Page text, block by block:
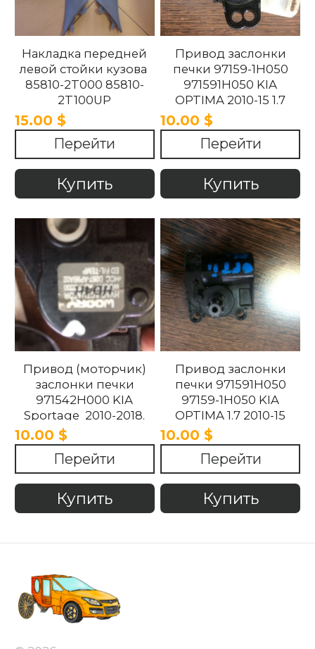
Накладка передней
левой стойки кузова
85810-2T000 85810-
2T100UP
858102T100UP
858102T000 Kia
Optima 2010 -2015.
15.00 $
Перейти
Купить
Привод заслонки
печки 97159-1H050
971591H050 KIA
OPTIMA 2010-15 1.7
10.00 $
Перейти
Купить
Привод (моторчик)
заслонки печки
971542H000 KIA
Sportage 2010-2018.
10.00 $
Перейти
Купить
Привод заслонки
печки 971591H050
97159-1H050 KIA
OPTIMA 1.7 2010-15
10.00 $
Перейти
Купить